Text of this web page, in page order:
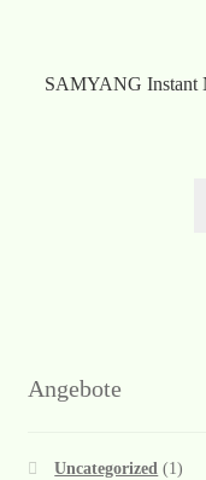
SAMYANG Instant
Angebote
Uncategorized (1)